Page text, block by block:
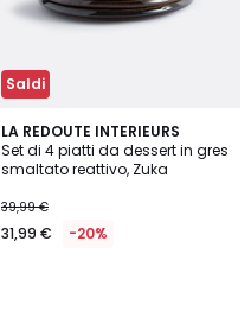
Saldi
LA REDOUTE INTERIEURS
Set di 4 piatti da dessert in gres
smaltato reattivo, Zuka
39,99 €
31,99 € -20%